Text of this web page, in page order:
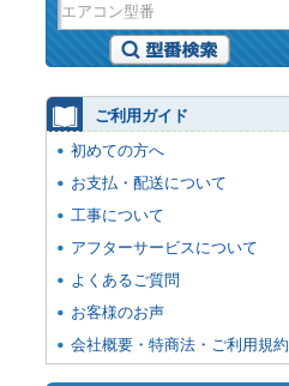
ご利用ガイド
初めての方へ
お支払・配送について
工事について
アフターサービスについて
よくあるご質問
お客様のお声
会社概要・特商法・ご利用規約